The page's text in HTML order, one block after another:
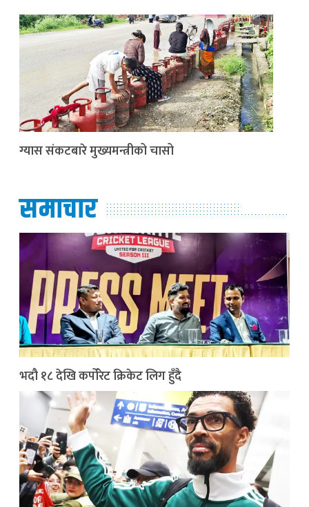
ग्यास संकटबारे मुख्यमन्त्रीको चासो
समाचार
भदौ १८ देखि कर्पोरेट क्रिकेट लिग हुँदै